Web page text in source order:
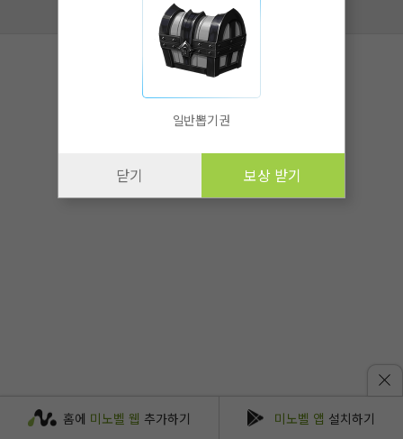
일반뽑기권
닫기 보상 받기
홈에 미노벨 웹 추가하기 미노벨 앱 설치하기
회사 정보 자세히 보기